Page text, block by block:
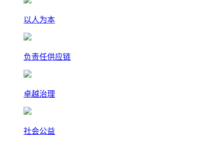
以人为本
负责任供应链
卓越治理
社会公益